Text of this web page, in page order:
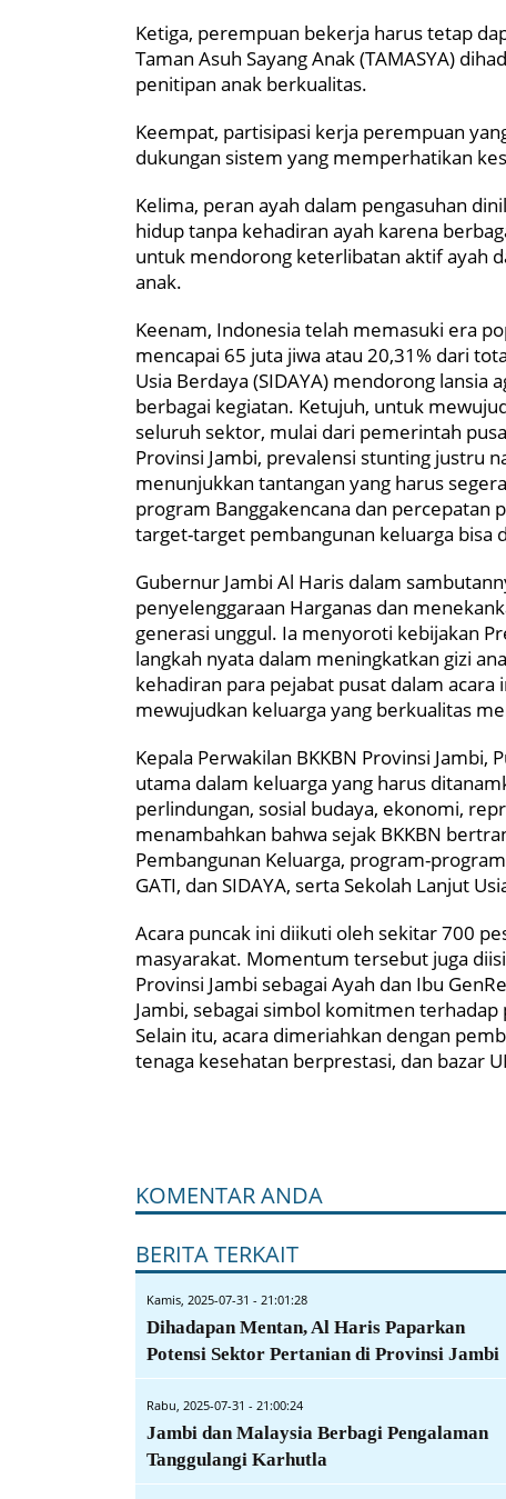
Ketiga, perempuan bekerja harus tetap
Taman Asuh Sayang Anak (TAMASYA)
penitipan anak berkualitas.
Keempat, partisipasi kerja perempuan
dukungan sistem yang memperhatikan
Kelima, peran ayah dalam pengasuhan
hidup tanpa kehadiran ayah karena
untuk mendorong keterlibatan aktif ayah
anak.
Keenam, Indonesia telah memasuki era
mencapai 65 juta jiwa atau 20,31% dari
Usia Berdaya (SIDAYA) mendorong lansia
berbagai kegiatan. Ketujuh, untuk
seluruh sektor, mulai dari pemerintah
Provinsi Jambi, prevalensi stunting justru
menunjukkan tantangan yang harus
program Banggakencana dan
target-target pembangunan keluarga bisa
Gubernur Jambi Al Haris dalam
penyelenggaraan Harganas dan
generasi unggul. Ia menyoroti kebijakan
langkah nyata dalam meningkatkan gizi
kehadiran para pejabat pusat dalam
mewujudkan keluarga yang berkualitas
Kepala Perwakilan BKKBN Provinsi
utama dalam keluarga yang harus
perlindungan, sosial budaya, ekonomi,
menambahkan bahwa sejak BKKBN
Pembangunan Keluarga, program-
GATI, dan SIDAYA, serta Sekolah Lanjut
Acara puncak ini diikuti oleh sekitar 700
masyarakat. Momentum tersebut juga
Provinsi Jambi sebagai Ayah dan Ibu
Jambi, sebagai simbol komitmen
Selain itu, acara dimeriahkan dengan
tenaga kesehatan berprestasi, dan bazar
KOMENTAR ANDA
BERITA TERKAIT
Kamis, 2025-07-31 - 21:01:28
Dihadapan Mentan, Al Haris Paparkan
Potensi Sektor Pertanian di Provinsi Jambi
Rabu, 2025-07-31 - 21:00:24
Jambi dan Malaysia Berbagi Pengalaman
Tanggulangi Karhutla